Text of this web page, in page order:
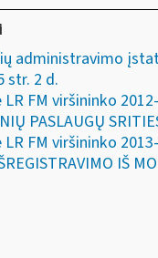
administravimo
str. 2 d.
FM viršininko
PASLAUGŲ
LR FM viršininko
IŠ